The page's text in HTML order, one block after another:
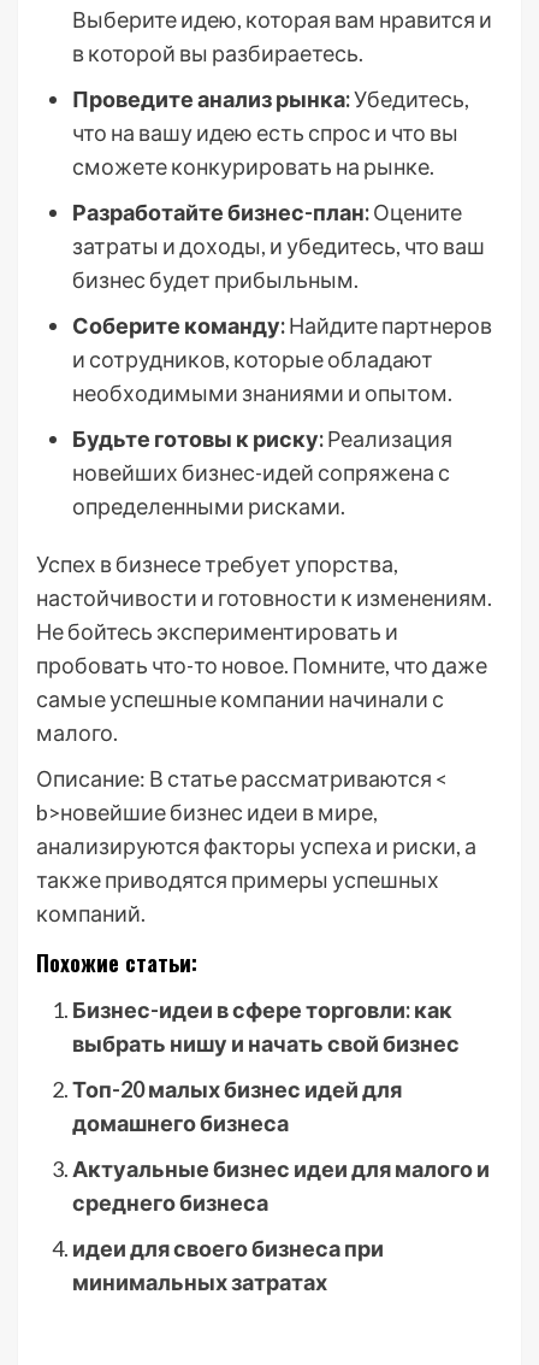
Выберите идею, которая вам нравится и
в которой вы разбираетесь.
Проведите анализ рынка:Убедитесь,
что на вашу идею есть спрос и что вы
сможете конкурировать на рынке.
Разработайте бизнес-план:Оцените
затраты и доходы, и убедитесь, что ваш
бизнес будет прибыльным.
Соберите команду:Найдите партнеров
и сотрудников, которые обладают
необходимыми знаниями и опытом.
Будьте готовы к риску:Реализация
новейших бизнес-идей сопряжена с
определенными рисками.
Успех в бизнесе требует упорства,
настойчивости и готовности к изменениям.
Не бойтесь экспериментировать и
пробовать что-то новое. Помните, что даже
самые успешные компании начинали с
малого.
Описание: В статье рассматриваются <
b>новейшие бизнес идеи в мире,
анализируются факторы успеха и риски, а
также приводятся примеры успешных
компаний.
Похожие статьи:
Бизнес-идеи в сфере торговли: как
выбрать нишу и начать свой бизнес
Топ-20 малых бизнес идей для
домашнего бизнеса
Актуальные бизнес идеи для малого и
среднего бизнеса
идеи для своего бизнеса при
минимальных затратах